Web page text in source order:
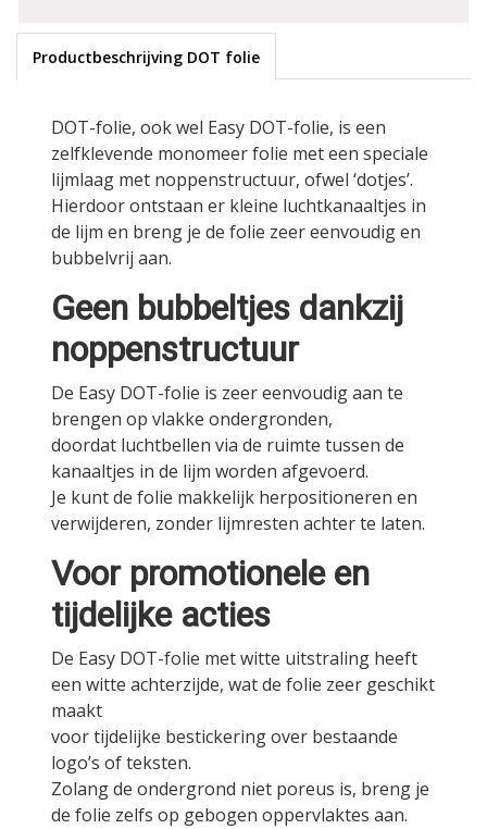
Productbeschrijving DOT folie
DOT-folie, ook wel Easy DOT-folie, is een
zelfklevende monomeer folie met een speciale
lijmlaag met noppenstructuur, ofwel ‘dotjes’.
Hierdoor ontstaan er kleine luchtkanaaltjes in
de lijm en breng je de folie zeer eenvoudig en
bubbelvrij aan.
Geen bubbeltjes dankzij
noppenstructuur
De Easy DOT-folie is zeer eenvoudig aan te
brengen op vlakke ondergronden,
doordat luchtbellen via de ruimte tussen de
kanaaltjes in de lijm worden afgevoerd.
Je kunt de folie makkelijk herpositioneren en
verwijderen, zonder lijmresten achter te laten.
Voor promotionele en
tijdelijke acties
De Easy DOT-folie met witte uitstraling heeft
een witte achterzijde, wat de folie zeer geschikt
maakt
voor tijdelijke bestickering over bestaande
logo’s of teksten.
Zolang de ondergrond niet poreus is, breng je
de folie zelfs op gebogen oppervlaktes aan.